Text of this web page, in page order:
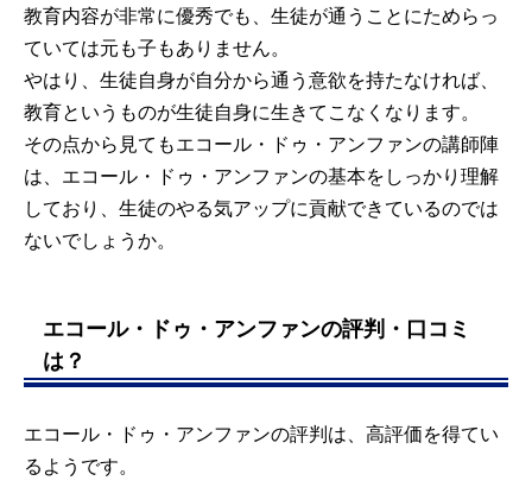
教育内容が非常に優秀でも、生徒が通うことにためらっ
ていては元も子もありません。
やはり、生徒自身が自分から通う意欲を持たなければ、
教育というものが生徒自身に生きてこなくなります。
その点から見てもエコール・ドゥ・アンファンの講師陣
は、エコール・ドゥ・アンファンの基本をしっかり理解
しており、生徒のやる気アップに貢献できているのでは
ないでしょうか。
エコール・ドゥ・アンファンの評判・口コミ
は？
エコール・ドゥ・アンファンの評判は、高評価を得てい
るようです。